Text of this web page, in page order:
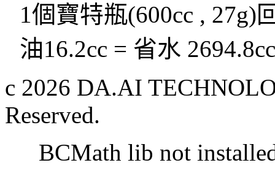
1個寶特瓶(600cc , 27g)
油16.2cc = 省水
c 2026 DA.AI
Reserved.
BCMath lib not